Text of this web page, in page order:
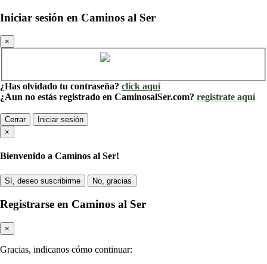
Iniciar sesión en Caminos al Ser
×
¿Has olvidado tu contraseña? click aquí
¿Aun no estás registrado en CaminosalSer.com? registrate aquí
Cerrar
Iniciar sesión
×
Bienvenido a Caminos al Ser!
Sí, deseo suscribirme No, gracias
Registrarse en Caminos al Ser
×
Gracias, indicanos cómo continuar: